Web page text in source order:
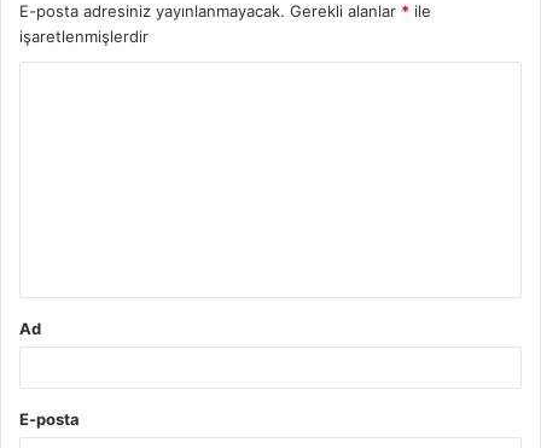
E-posta adresiniz yayınlanmayacak. Gerekli alanlar * ile
işaretlenmişlerdir
Ad
E-posta